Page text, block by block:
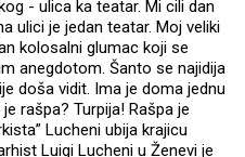
- ulica ka teatar. Mi cili dan
ulici je jedan teatar. Moj veliki
kolosalni glumac koji se
anegdotom. Šanto se najidija
doša vidit. Ima je doma jednu
rašpa? Turpija! Rašpa je
Lucheni ubija krajicu
Luigi Lucheni u Ženevi je